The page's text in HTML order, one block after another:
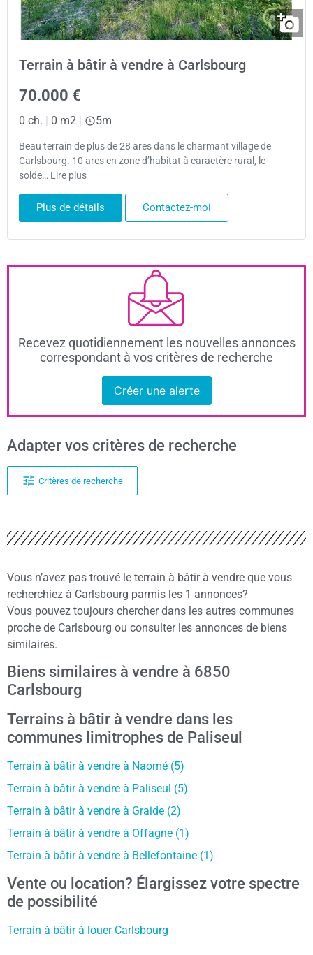
Terrain à bâtir à vendre à Carlsbourg
70.000 €
0 ch. | 0 m2 | 5m
Beau terrain de plus de 28 ares dans le charmant village de
Carlsbourg. 10 ares en zone d’habitat à caractère rural, le
solde… Lire plus
Plus de détails Contactez-moi
Recevez quotidiennement les nouvelles annonces
correspondant à vos critères de recherche
Créer une alerte
Adapter vos critères de recherche
Critères de recherche
Vous n’avez pas trouvé le terrain à bâtir à vendre que vous
recherchiez à Carlsbourg parmis les 1 annonces?
Vous pouvez toujours chercher dans les autres communes
proche de Carlsbourg ou consulter les annonces de biens
similaires.
Biens similaires à vendre à 6850
Carlsbourg
Terrains à bâtir à vendre dans les
communes limitrophes de Paliseul
Terrain à bâtir à vendre à Naomé (5)
Terrain à bâtir à vendre à Paliseul (5)
Terrain à bâtir à vendre à Graide (2)
Terrain à bâtir à vendre à Offagne (1)
Terrain à bâtir à vendre à Bellefontaine (1)
Vente ou location? Élargissez votre spectre
de possibilité
Terrain à bâtir à louer Carlsbourg